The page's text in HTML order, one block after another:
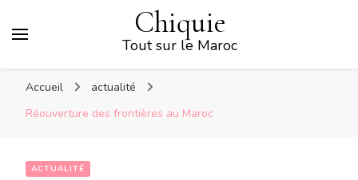
Chiquie
Tout sur le Maroc
Accueil
actualité
Réouverture des frontières au Maroc
ACTUALITÉ